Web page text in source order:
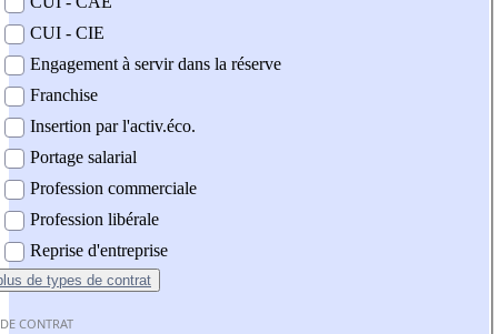
CUI - CIE
Engagement à servir dans la réserve
Franchise
Insertion par l'activ.éco.
Portage salarial
Profession commerciale
Profession libérale
Reprise d'entreprise
de types de contrat
CONTRAT